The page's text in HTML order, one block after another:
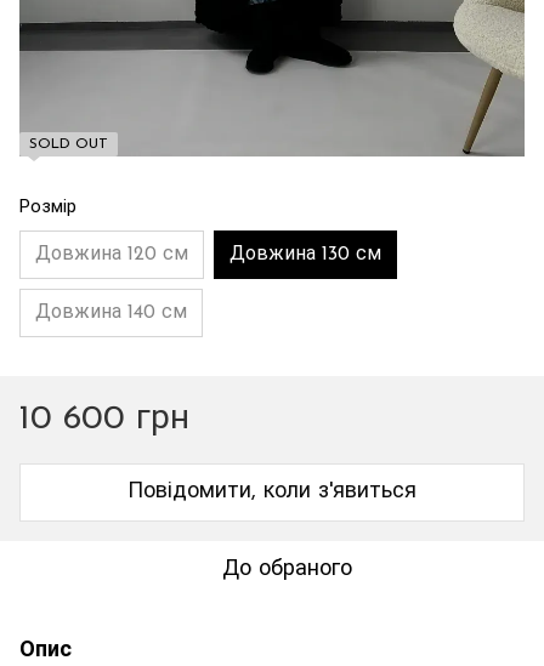
SOLD OUT
Розмір
Довжина 120 см Довжина 130 см
Довжина 140 см
10 600 грн
Повідомити, коли з'явиться
До обраного
Опис